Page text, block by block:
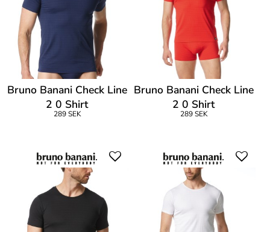
Bruno Banani Check Line
2 0 Shirt
289 SEK
Bruno Banani Check Line
2 0 Shirt
289 SEK